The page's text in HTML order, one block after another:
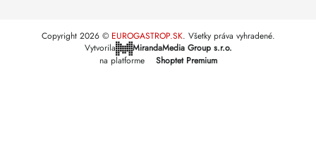
Vytvorila
MirandaMedia Group s.r.o.
na platforme
Shoptet Premium
Copyright 2026 EUROGASTROP.SK. Všetky práva vyhradené.